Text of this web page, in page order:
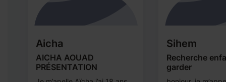
Aicha
AICHA AOUAD
PRÉSENTATION
Sihem
Recherche
garder